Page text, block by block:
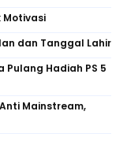
Motivasi
dan Tanggal Lahir
Pulang Hadiah PS 5
Mainstream,